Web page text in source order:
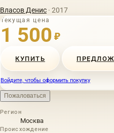
Власов Денис · 2017
Текущая цена
1 500 ₽
КУПИТЬ
Войдите, чтобы оформить покупку
Пожаловаться
Регион
Москва
Происхождение